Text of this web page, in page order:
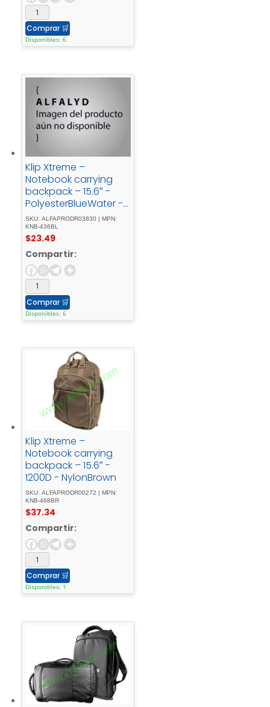
Comprar 🛒
Disponibles: 6
Klip Xtreme –
Notebook carrying
backpack – 15.6″ -
PolyesterBlueWater -
repellent
SKU: ALFAPRODR03830 | MPN:
KNB-436BL
$23.49
Compartir:
Comprar 🛒
Disponibles: 6
Klip Xtreme –
Notebook carrying
backpack – 15.6″ -
1200D - NylonBrown
SKU: ALFAPRODR00272 | MPN:
KNB-468BR
$37.34
Compartir:
Comprar 🛒
Disponibles: 1